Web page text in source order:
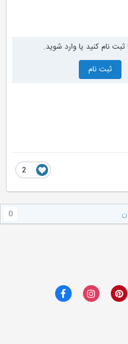
نام کنید یا وارد شوید.
ثبت نام